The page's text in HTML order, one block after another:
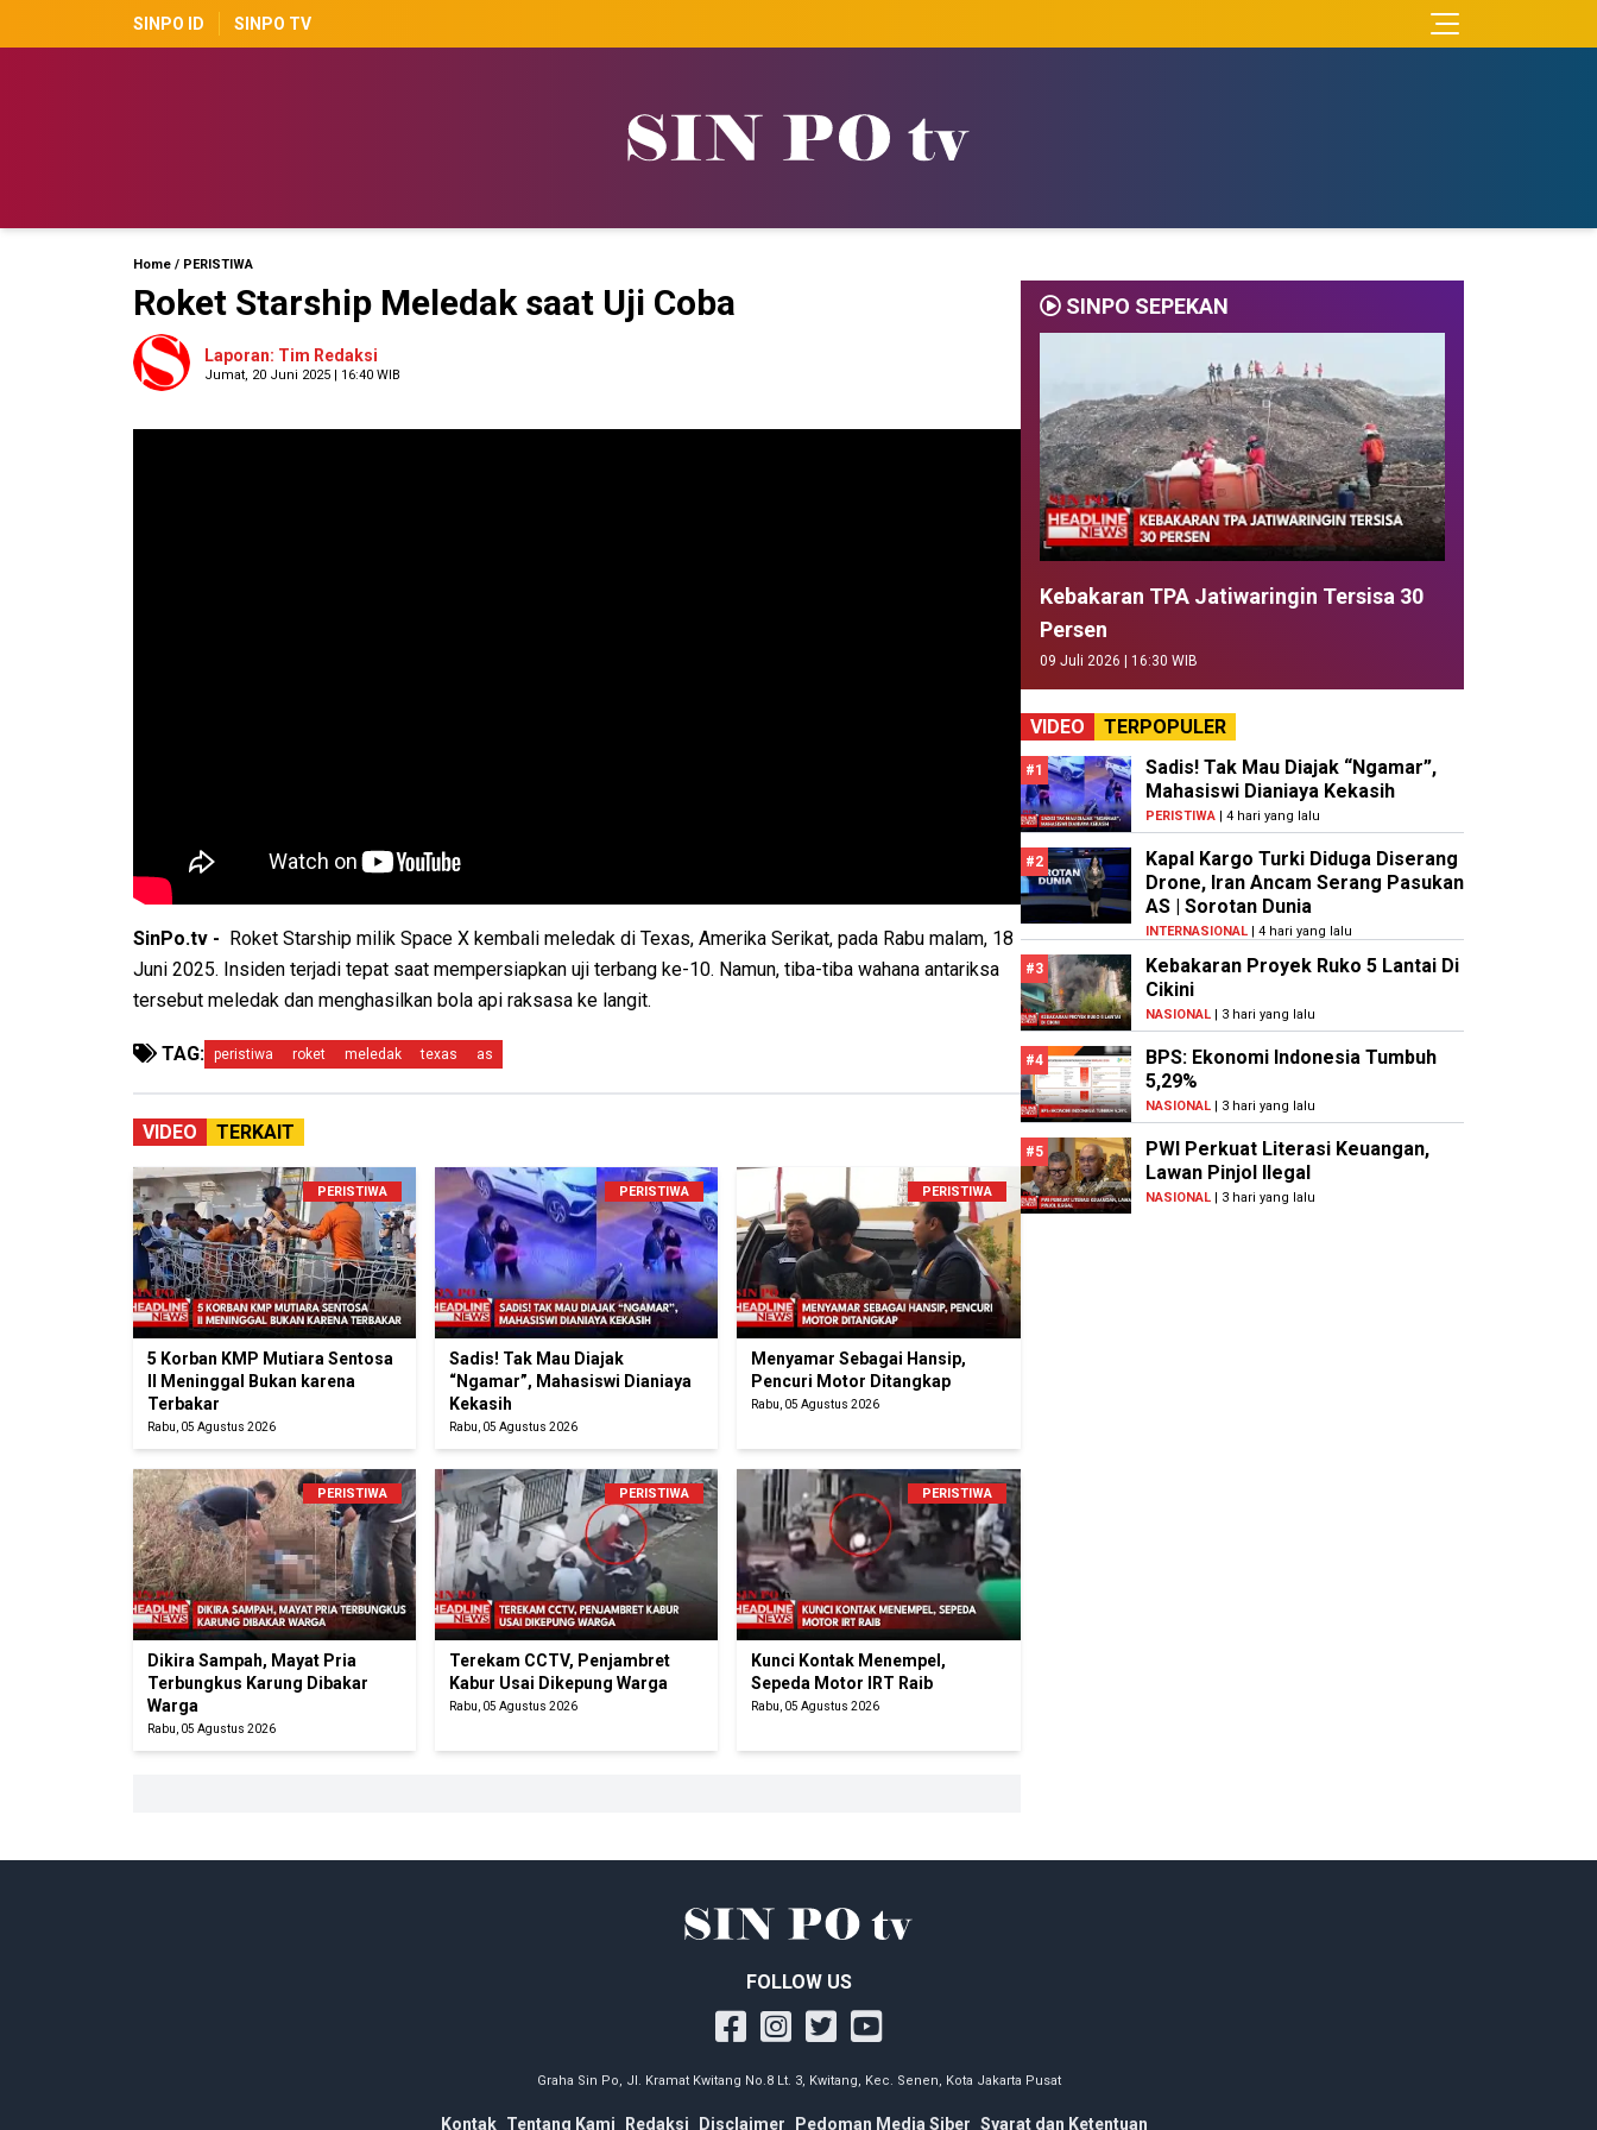
SINPO ID SINPO TV
Home / PERISTIWA
Roket Starship Meledak saat Uji Coba
Laporan: Tim Redaksi
Jumat, 20 Juni 2025 | 16:40 WIB
SinPo.tv -
Roket Starship milik Space X kembali meledak di Texas, Amerika Serikat, pada Rabu malam, 18
Juni 2025. Insiden terjadi tepat saat mempersiapkan uji terbang ke-10. Namun, tiba-tiba wahana antariksa
tersebut meledak dan menghasilkan bola api raksasa ke langit.
TAG: peristiwa roket meledak texas as
VIDEO TERKAIT
PERISTIWA
5 Korban KMP Mutiara Sentosa
II Meninggal Bukan karena
Terbakar
Rabu, 05 Agustus 2026
PERISTIWA
Sadis! Tak Mau Diajak
“Ngamar”, Mahasiswi Dianiaya
Kekasih
Rabu, 05 Agustus 2026
PERISTIWA
Menyamar Sebagai Hansip,
Pencuri Motor Ditangkap
Rabu, 05 Agustus 2026
PERISTIWA
Dikira Sampah, Mayat Pria
Terbungkus Karung Dibakar
Warga
Rabu, 05 Agustus 2026
PERISTIWA
Terekam CCTV, Penjambret
Kabur Usai Dikepung Warga
Rabu, 05 Agustus 2026
PERISTIWA
Kunci Kontak Menempel,
Sepeda Motor IRT Raib
Rabu, 05 Agustus 2026
SINPO SEPEKAN
Kebakaran TPA Jatiwaringin Tersisa 30
Persen
09 Juli 2026 | 16:30 WIB
VIDEO TERPOPULER
#1
Sadis! Tak Mau Diajak “Ngamar”,
Mahasiswi Dianiaya Kekasih
PERISTIWA| 4 hari yang lalu
#2
Kapal Kargo Turki Diduga Diserang
Drone, Iran Ancam Serang Pasukan
AS | Sorotan Dunia
INTERNASIONAL| 4 hari yang lalu
#3
Kebakaran Proyek Ruko 5 Lantai Di
Cikini
NASIONAL| 3 hari yang lalu
#4
BPS: Ekonomi Indonesia Tumbuh
5,29%
NASIONAL| 3 hari yang lalu
#5
PWI Perkuat Literasi Keuangan,
Lawan Pinjol Ilegal
NASIONAL| 3 hari yang lalu
FOLLOW US
Graha Sin Po, Jl. Kramat Kwitang No.8 Lt. 3, Kwitang, Kec. Senen, Kota Jakarta Pusat
Kontak Tentang Kami Redaksi Disclaimer Pedoman Media Siber Syarat dan Ketentuan